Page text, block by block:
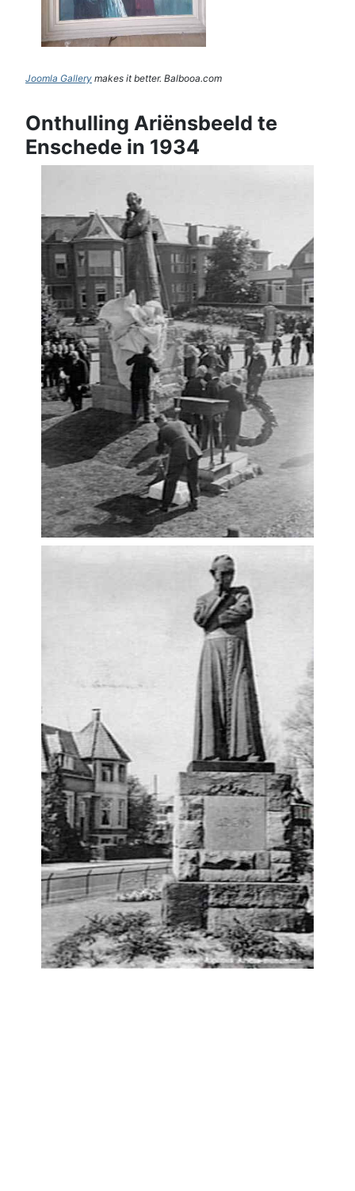
Joomla Gallery makes it better. Balbooa.com
Onthulling Ariënsbeeld te
Enschede in 1934